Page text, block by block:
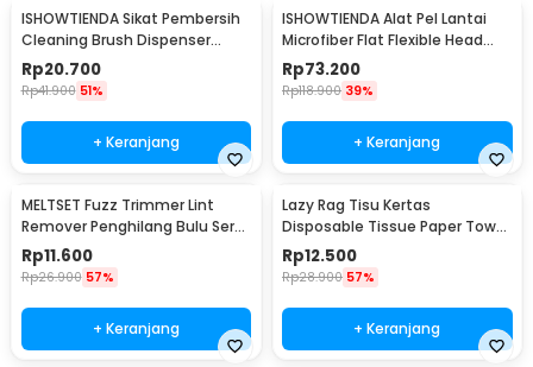
ISHOWTIENDA Sikat Pembersih
Cleaning Brush Dispenser
Sabun Air - S0026
Rp20.700
Rp41.900 51%
+ Keranjang
ISHOWTIENDA Alat Pel Lantai
Microfiber Flat Flexible Head
with Bucket - FMI60
Rp73.200
Rp118.900 39%
+ Keranjang
MELTSET Fuzz Trimmer Lint
Remover Penghilang Bulu Serat
Kain - CV8805
Rp11.600
Rp26.900 57%
+ Keranjang
Lazy Rag Tisu Kertas
Disposable Tissue Paper Towel
1 Roll (50 Helai) - MB104P
Rp12.500
Rp28.900 57%
+ Keranjang